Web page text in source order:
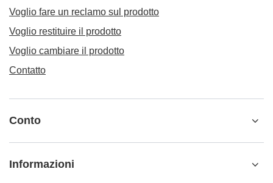
Voglio fare un reclamo sul prodotto
Voglio restituire il prodotto
Voglio cambiare il prodotto
Contatto
Conto
Informazioni